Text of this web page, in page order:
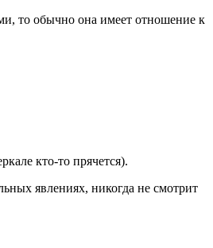
то обычно она имеет отношение к
кто-то прячется).
явлениях, никогда не смотрит